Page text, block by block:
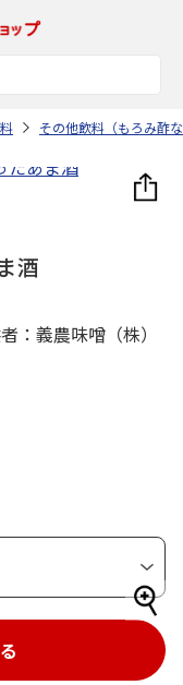
その他飲料（もろみ酢
酒
義農味噌（株）